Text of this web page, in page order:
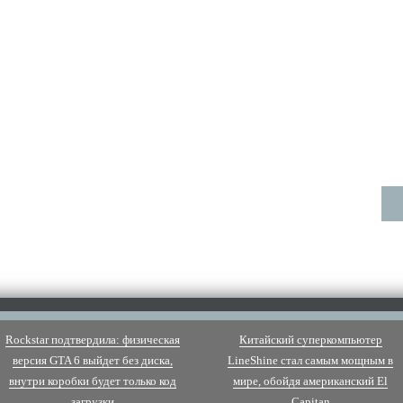
Rockstar подтвердила: физическая
версия GTA 6 выйдет без диска,
внутри коробки будет только код
Китайский суперкомпьютер
LineShine стал самым мощным в
мире, обойдя американский El